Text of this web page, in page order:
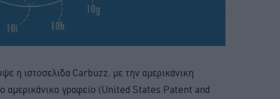
η ιστοσελιδα Carbuzz, με την αμερικάνικη
αμερικάνικο γραφείο (United States Patent and